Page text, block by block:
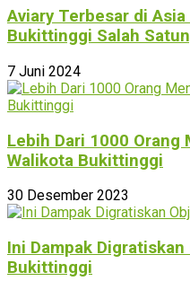
Aviary Terbesar di
Bukittinggi Salah
7 Juni 2024
Lebih Dari 1000 Orang
Walikota Bukittinggi
30 Desember 2023
Ini Dampak Digratiskan
Bukittinggi